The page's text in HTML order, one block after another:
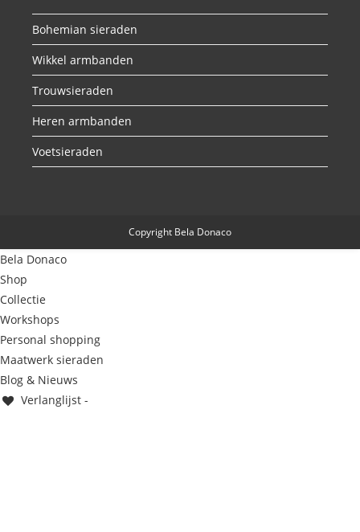
Bohemian sieraden
Wikkel armbanden
Trouwsieraden
Heren armbanden
Voetsieraden
Copyright Bela Donaco
Bela Donaco
Shop
Collectie
Workshops
Personal shopping
Maatwerk sieraden
Blog & Nieuws
Verlanglijst -